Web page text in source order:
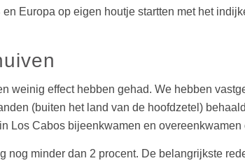
Europa op eigen houtje startten met het
weinig effect hebben gehad. We hebben
(buiten het land van de hoofdzetel)
Los Cabos bijeenkwamen en
nog minder dan 2 procent. De belangrijkste